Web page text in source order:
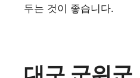
두는 것이 좋습니다.